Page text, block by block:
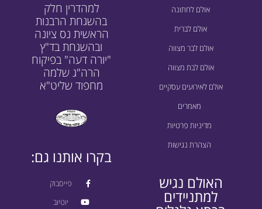
אולם לחתונה
אולם לברית
אולם לבר מצווה
אולם לבת מצווה
אולם לאירועים עסקיים
מאמרים
מדיניות פרטיות
הצהרת נגישות
האולם נגיש
למתניידים
למהדרין חלק
בהשגחת הרבנות
הראשית נס ציונה
ובהשגחת בד"ץ
"יורה דעה" בפיקוח
הרה"ג שלמה
מחפוד שליט"א
בקרו אותנו גם:
פייסבוק
יוטיוב